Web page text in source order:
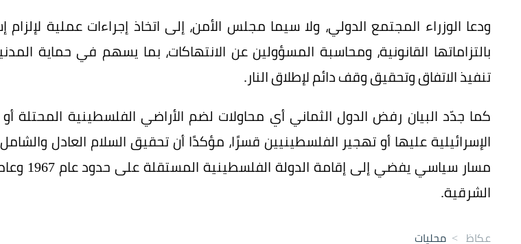
ودعا الوزراء المجتمع الدولي، ولا سيما مجلس الأمن، إلى اتخاذ إجراءات عملية لإلزام
بالتزاماتها القانونية، ومحاسبة المسؤولين عن الانتهاكات، بما يسهم في حماية
تنفيذ الاتفاق وتحقيق وقف دائم لإطلاق النار.
كما جدّد البيان رفض الدول الثماني أي محاولات لضم الأراضي الفلسطينية المحتلة
الإسرائيلية عليها أو تهجير الفلسطينيين قسرًا، مؤكدًا أن تحقيق السلام العادل
مسار سياسي
الشرقية.
عكاظ > محليات